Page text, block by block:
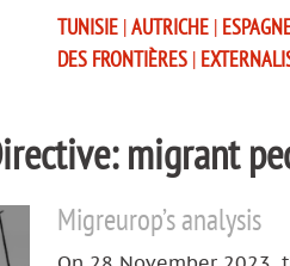
TUNISIE |AUTRICHE |
DES FRONTIÈRES |
migrant
Migreurop’s analysis